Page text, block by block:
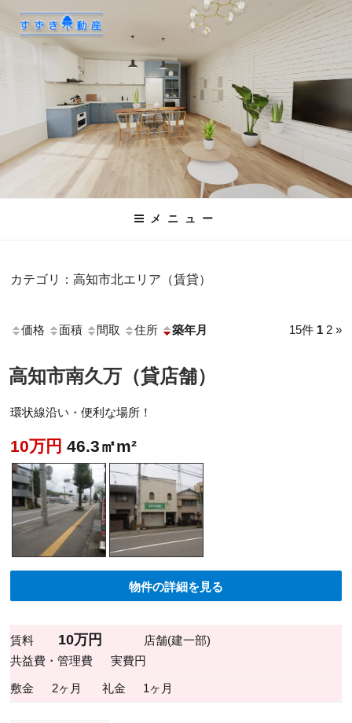
ン
ン
ツ
ッ
プ
メニュー
カテゴリ：高知市北エリア（賃貸）
価格 面積 間取 住所 築年月 15件 1 2 »
高知市南久万（貸店舗）
環状線沿い・便利な場所！
10万円 46.3㎡m²
物件の詳細を見る
賃料 10万円
店舗(建一部)
共益費・管理費
実費円
敷金 2ヶ月 礼金 1ヶ月